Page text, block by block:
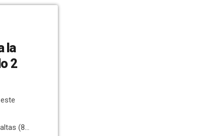
la
2
(87